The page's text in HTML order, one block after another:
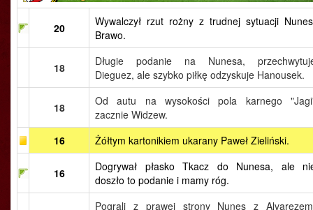
20
Wywalczył rzut rożny z trudnej sytuacji
Brawo.
18
Długie podanie na Nunesa,
Dieguez, ale szybko piłkę odzyskuje Hanousek.
18
Od autu na wysokości pola karnego
zacznie Widzew.
16
Żółtym kartonikiem ukarany Paweł Zieliński.
16
Dogrywał płasko Tkacz do Nunesa, ale
doszło to podanie i mamy róg.
Pograli z prawej strony Nunes z